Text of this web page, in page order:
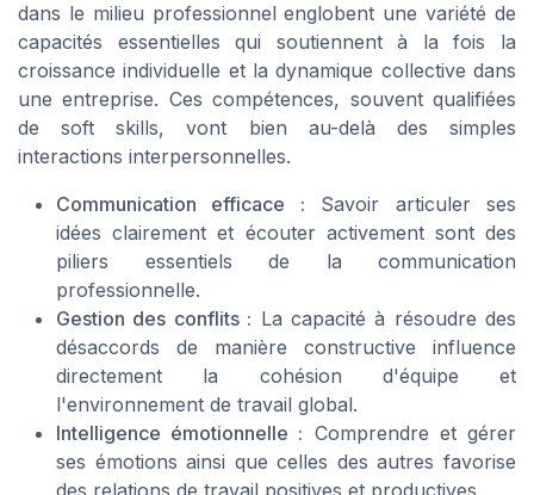
dans le milieu professionnel englobent une variété de
capacités essentielles qui soutiennent à la fois la
croissance individuelle et la dynamique collective dans
une entreprise. Ces compétences, souvent qualifiées
de soft skills, vont bien au-delà des simples
interactions interpersonnelles.
Communication efficace : Savoir articuler ses
idées clairement et écouter activement sont des
piliers essentiels de la communication
professionnelle.
Gestion des conflits : La capacité à résoudre des
désaccords de manière constructive influence
directement la cohésion d'équipe et
l'environnement de travail global.
Intelligence émotionnelle : Comprendre et gérer
ses émotions ainsi que celles des autres favorise